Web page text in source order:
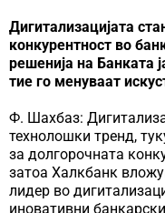
Дигитализацијата
конкурентност во
решенија на Банката
тие го менуваат
Ф. Шахбаз:
технолошки тренд,
за долгорочната
затоа Халкбанк
лидер во
иновативни